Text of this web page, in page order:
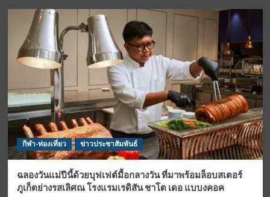
กีฬา-ท่องเที่ยว ข่าวประชาสัมพันธ์
ฉลองวันแม่ปีนี้ด้วยบุฟเฟต์มื้อกลางวัน ที่มาพร้อมล็อบสเตอร์
ภูเก็ตย่างรสเลิศณ โรงแรมเรดิสัน ชาโต เดอ แบบงคอค